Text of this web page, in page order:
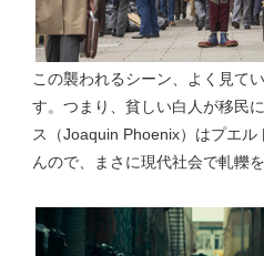
この襲われるシーン、よく見て
す。つまり、貧しい白人が移民
ス（Joaquin Phoenix）はプエ
んので、まさに現代社会で軋轢